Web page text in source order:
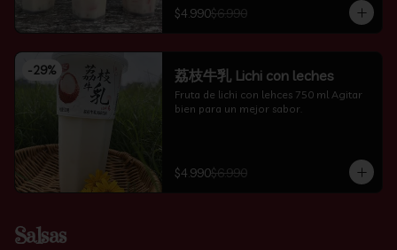
$4.990$6.990
-29% 荔枝牛乳 Lichi con leches
Fruta de lichi con lehces 750 ml Agitar
bien para un mejor sabor.
$4.990$6.990
Salsas